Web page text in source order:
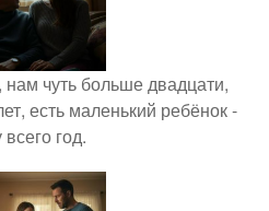
чуть больше двадцати,
есть маленький ребёнок -
год.